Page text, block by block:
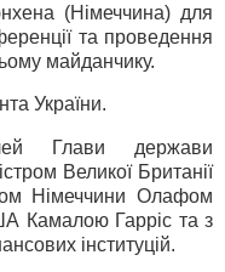
(Німеччина) для
та проведення
майданчику.
України.
Глави держави
Великої Британії
Німеччини Олафом
Камалою Гарріс та з
інституцій.